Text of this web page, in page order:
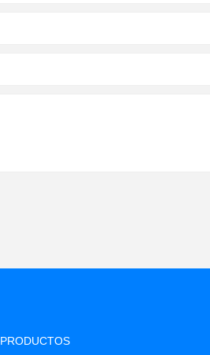
PRODUCTOS